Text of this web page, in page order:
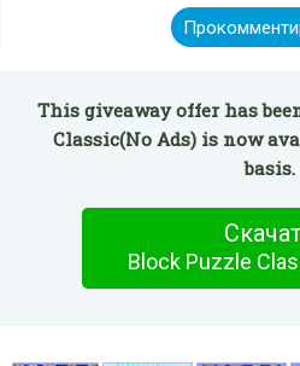
This giveaway offer has
Classic(No Ads) is now
basis.
Block Puzzle